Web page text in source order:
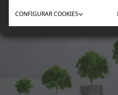
CONFIGURARCOOKIES
Formación